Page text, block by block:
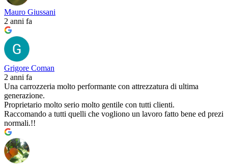
Mauro Giussani
2 anni fa
Grigore Coman
2 anni fa
Una carrozzeria molto performante con attrezzatura di ultima
generazione.
Proprietario molto serio molto gentile con tutti clienti.
Raccomando a tutti quelli che vogliono un lavoro fatto bene ed prezi
normali.!!